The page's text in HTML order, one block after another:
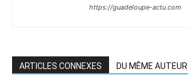
https://guadeloupe-actu.com
ARTICLES CONNEXES DU MÊME AUTEUR